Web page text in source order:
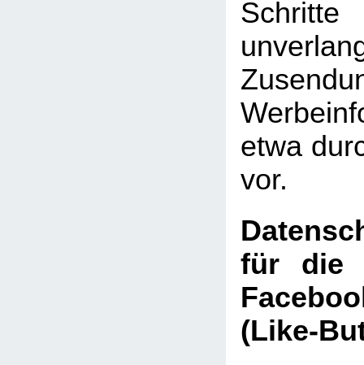
etwa
vor.
für die
(Like-